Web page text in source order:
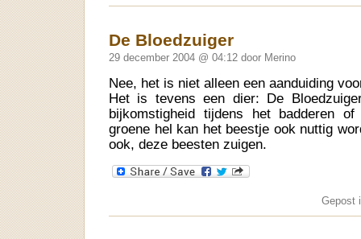
De Bloedzuiger
29 december 2004 @ 04:12 door Merino
Nee, het is niet alleen een aanduiding
Het is tevens een dier: De
bijkomstigheid tijdens het badderen
groene hel kan het beestje ook nuttig
ook, deze beesten zuigen.
Gepost